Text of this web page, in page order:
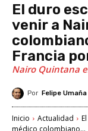
El duro
venir a
Francia
Nairo Quintana
Por Felipe Umaña
Inicio Actualidad
médico colombiano...